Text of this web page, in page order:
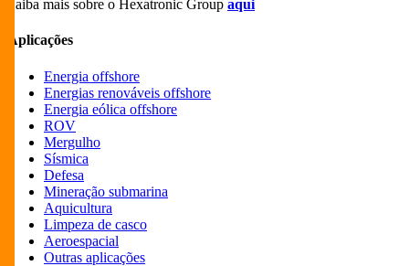
Saiba mais sobre o Hexatronic Group aqui
Aplicações
Energia offshore
Energias renováveis offshore
Energia eólica offshore
ROV
Mergulho
Sísmica
Defesa
Mineração submarina
Aquicultura
Limpeza de casco
Aeroespacial
Outras aplicações